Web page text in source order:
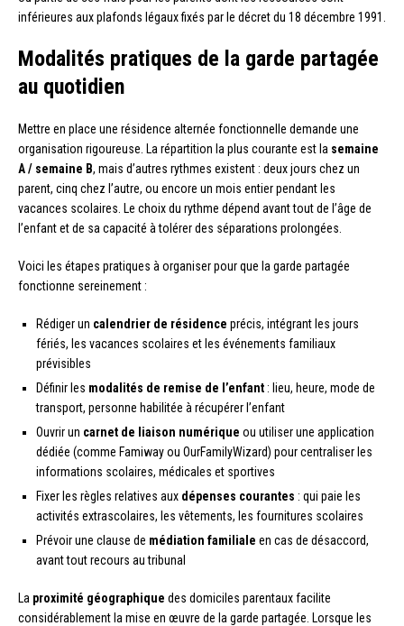
inférieures aux plafonds légaux fixés par le décret du 18 décembre 1991.
Modalités pratiques de la garde partagée
au quotidien
Mettre en place une résidence alternée fonctionnelle demande une
organisation rigoureuse. La répartition la plus courante est la semaine
A / semaine B, mais d’autres rythmes existent : deux jours chez un
parent, cinq chez l’autre, ou encore un mois entier pendant les
vacances scolaires. Le choix du rythme dépend avant tout de l’âge de
l’enfant et de sa capacité à tolérer des séparations prolongées.
Voici les étapes pratiques à organiser pour que la garde partagée
fonctionne sereinement :
Rédiger un calendrier de résidence précis, intégrant les jours
fériés, les vacances scolaires et les événements familiaux
prévisibles
Définir les modalités de remise de l’enfant : lieu, heure, mode de
transport, personne habilitée à récupérer l’enfant
Ouvrir un carnet de liaison numérique ou utiliser une application
dédiée (comme Famiway ou OurFamilyWizard) pour centraliser les
informations scolaires, médicales et sportives
Fixer les règles relatives aux dépenses courantes : qui paie les
activités extrascolaires, les vêtements, les fournitures scolaires
Prévoir une clause de médiation familiale en cas de désaccord,
avant tout recours au tribunal
La proximité géographique des domiciles parentaux facilite
considérablement la mise en œuvre de la garde partagée. Lorsque les